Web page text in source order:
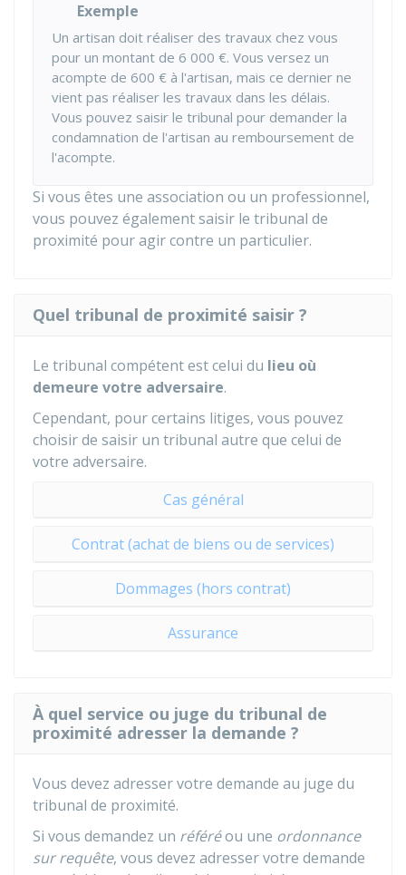
Exemple
Un artisan doit réaliser des travaux chez vous
pour un montant de 6 000 €. Vous versez un
acompte de 600 € à l'artisan, mais ce dernier ne
vient pas réaliser les travaux dans les délais.
Vous pouvez saisir le tribunal pour demander la
condamnation de l'artisan au remboursement de
l'acompte.
Si vous êtes une association ou un professionnel,
vous pouvez également saisir le tribunal de
proximité pour agir contre un particulier.
Quel tribunal de proximité saisir ?
Le tribunal compétent est celui du lieu où
demeure votre adversaire.
Cependant, pour certains litiges, vous pouvez
choisir de saisir un tribunal autre que celui de
votre adversaire.
Cas général
Contrat (achat de biens ou de services)
Dommages (hors contrat)
Assurance
À quel service ou juge du tribunal de
proximité adresser la demande ?
Vous devez adresser votre demande au juge du
tribunal de proximité.
Si vous demandez un référéou une ordonnance
sur requête, vous devez adresser votre demande